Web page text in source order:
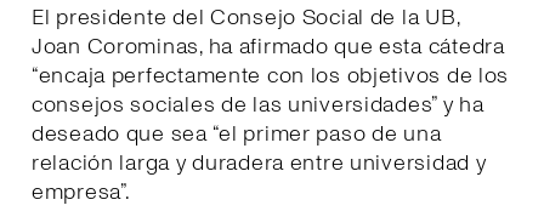
El presidente del Consejo Social de la UB,
Joan Corominas, ha afirmado que esta cátedra
“encaja perfectamente con los objetivos de los
consejos sociales de las universidades” y ha
deseado que sea “el primer paso de una
relación larga y duradera entre universidad y
empresa”.